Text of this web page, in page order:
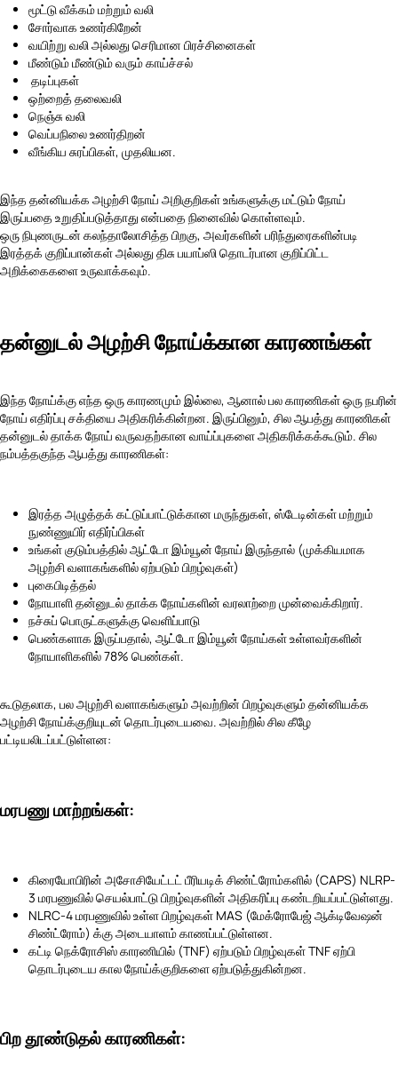
மூட்டு வீக்கம் மற்றும் வலி
சோர்வாக உணர்கிறேன்
வயிற்று வலி அல்லது செரிமான பிரச்சினைகள்
மீண்டும் மீண்டும் வரும் காய்ச்சல்
தடிப்புகள்
ஒற்றைத் தலைவலி
நெஞ்சு வலி
வெப்பநிலை உணர்திறன்
வீங்கிய சுரப்பிகள், முதலியன.
இந்த தன்னியக்க அழற்சி நோய் அறிகுறிகள் உங்களுக்கு மட்டும் நோய்
இருப்பதை உறுதிப்படுத்தாது என்பதை நினைவில் கொள்ளவும்.
ஒரு நிபுணருடன் கலந்தாலோசித்த பிறகு, அவர்களின் பரிந்துரைகளின்படி
இரத்தக் குறிப்பான்கள் அல்லது திசு பயாப்ஸி தொடர்பான குறிப்பிட்ட
அறிக்கைகளை உருவாக்கவும்.
தன்னுடல் அழற்சி நோய்க்கான காரணங்கள்
இந்த நோய்க்கு எந்த ஒரு காரணமும் இல்லை, ஆனால் பல காரணிகள் ஒரு நபரின்
நோய் எதிர்ப்பு சக்தியை அதிகரிக்கின்றன. இருப்பினும், சில ஆபத்து காரணிகள்
தன்னுடல் தாக்க நோய் வருவதற்கான வாய்ப்புகளை அதிகரிக்கக்கூடும். சில
நம்பத்தகுந்த ஆபத்து காரணிகள்:
இரத்த அழுத்தக் கட்டுப்பாட்டுக்கான மருந்துகள், ஸ்டேடின்கள் மற்றும்
நுண்ணுயிர் எதிர்ப்பிகள்
உங்கள் குடும்பத்தில் ஆட்டோ இம்யூன் நோய் இருந்தால் (முக்கியமாக
அழற்சி வளாகங்களில் ஏற்படும் பிறழ்வுகள்)
புகைபிடித்தல்
நோயாளி தன்னுடல் தாக்க நோய்களின் வரலாற்றை முன்வைக்கிறார்.
நச்சுப் பொருட்களுக்கு வெளிப்பாடு
பெண்களாக இருப்பதால், ஆட்டோ இம்யூன் நோய்கள் உள்ளவர்களின்
நோயாளிகளில் 78% பெண்கள்.
கூடுதலாக, பல அழற்சி வளாகங்களும் அவற்றின் பிறழ்வுகளும் தன்னியக்க
அழற்சி நோய்க்குறியுடன் தொடர்புடையவை. அவற்றில் சில கீழே
பட்டியலிடப்பட்டுள்ளன:
மரபணு மாற்றங்கள்:
கிரையோபிரின் அசோசியேட்டட் பீரியடிக் சிண்ட்ரோம்களில் (CAPS) NLRP-
3 மரபணுவில் செயல்பாட்டு பிறழ்வுகளின் அதிகரிப்பு கண்டறியப்பட்டுள்ளது.
NLRC-4 மரபணுவில் உள்ள பிறழ்வுகள் MAS (மேக்ரோபேஜ் ஆக்டிவேஷன்
சிண்ட்ரோம்) க்கு அடையாளம் காணப்பட்டுள்ளன.
கட்டி நெக்ரோசிஸ் காரணியில் (TNF) ஏற்படும் பிறழ்வுகள் TNF ஏற்பி
தொடர்புடைய கால நோய்க்குறிகளை ஏற்படுத்துகின்றன.
பிற தூண்டுதல் காரணிகள்: